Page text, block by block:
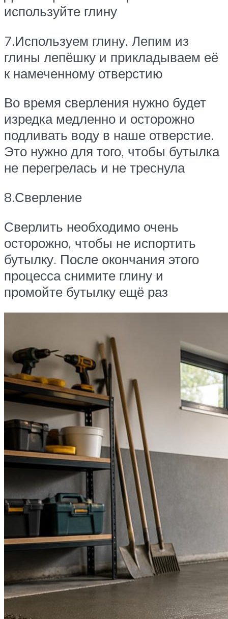
используйте глину
7.Используем глину. Лепим из
глины лепёшку и прикладываем её
к намеченному отверстию
Во время сверления нужно будет
изредка медленно и осторожно
подливать воду в наше отверстие.
Это нужно для того, чтобы бутылка
не перегрелась и не треснула
8.Сверление
Сверлить необходимо очень
осторожно, чтобы не испортить
бутылку. После окончания этого
процесса снимите глину и
промойте бутылку ещё раз